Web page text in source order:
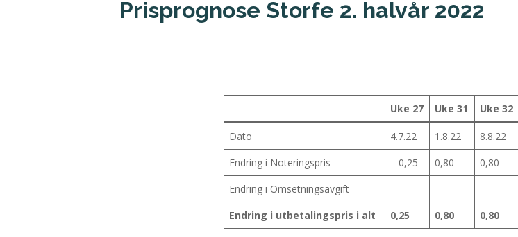
Prisprognose Storfe 2. halvår 2022
Uke 27 Uke 31 Uke 32
Dato 4.7.22 1.8.22 8.8.22
Endring i Noteringspris
0,25 0,80 0,80
Endring i Omsetningsavgift
Endring i utbetalingspris i alt
0,25 0,80 0,80